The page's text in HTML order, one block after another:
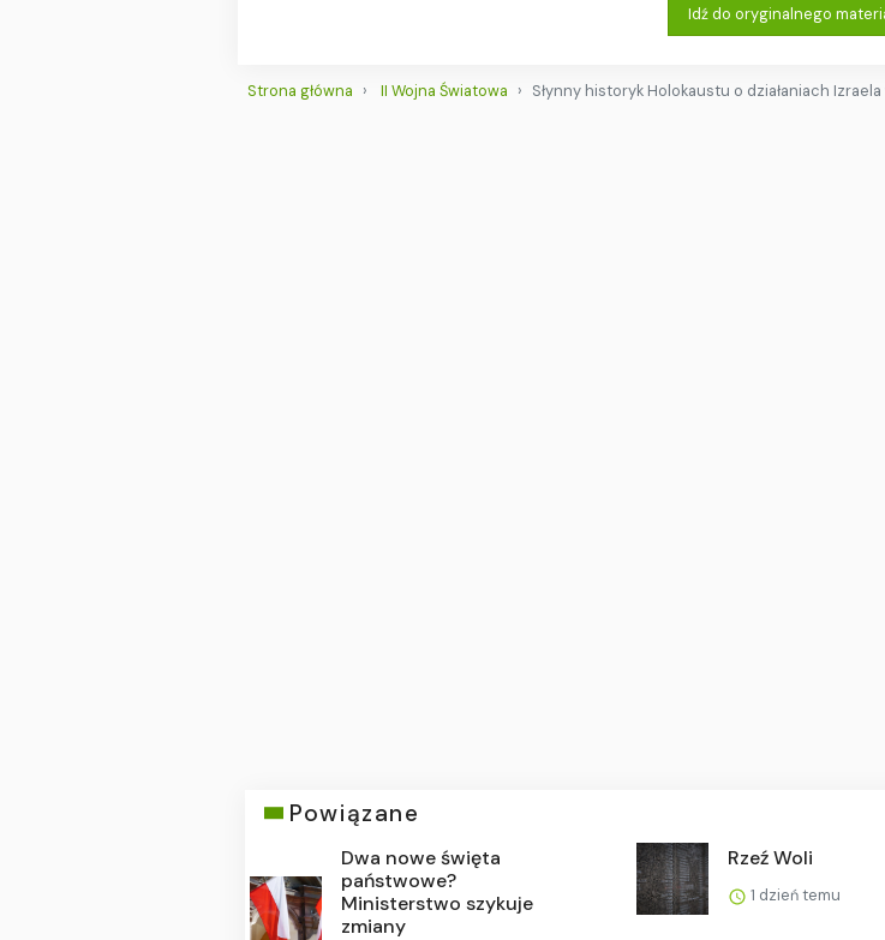
Idź do oryginalnego
Strona główna II Wojna Światowa Słynny historyk Holokaustu o działaniach
Powiązane
Dwa nowe święta
państwowe?
Ministerstwo szykuje
zmiany
Rzeź Woli
1 dzień temu